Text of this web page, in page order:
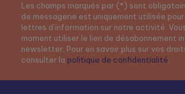
Les champs marqués par (*) sont
de messagerie est uniquement utilisée
lettres d’information sur notre activité.
moment utiliser le lien de désabonnement
newsletter. Pour en savoir plus sur vos
consulter la politique de confidentialité.